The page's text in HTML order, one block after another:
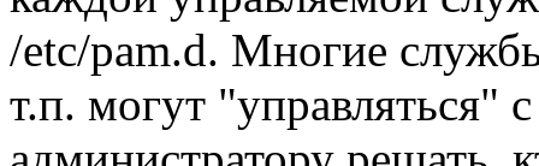
/etc/pam.d. Многие
т.п. могут "управляться"